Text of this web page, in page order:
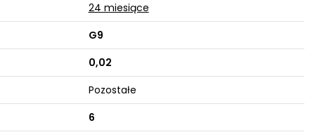
24 miesiące
G9
0,02
Pozostałe
6